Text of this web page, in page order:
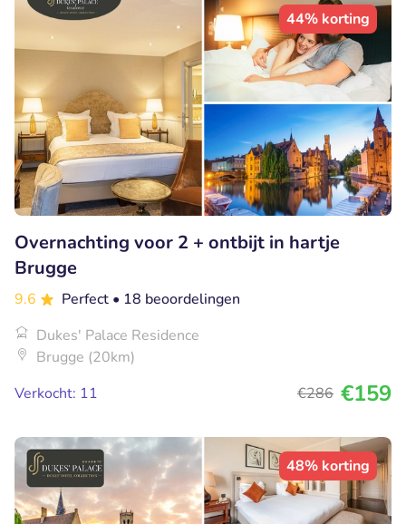
44% korting
Overnachting voor 2 + ontbijt in hartje
Brugge
9.6 Perfect • 18 beoordelingen
Dukes' Palace Residence
Brugge (20km)
Verkocht: 11
€286 €159
48% korting